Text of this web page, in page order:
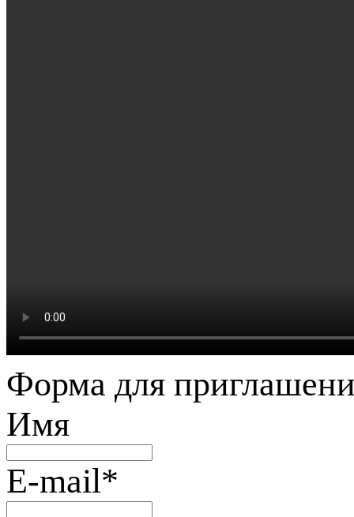
Форма для
Имя
E-mail*